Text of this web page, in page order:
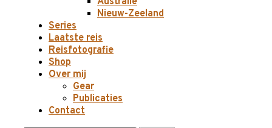
Nieuw-Zeeland
Series
Laatste reis
Reisfotografie
Shop
Over mij
Gear
Publicaties
Contact